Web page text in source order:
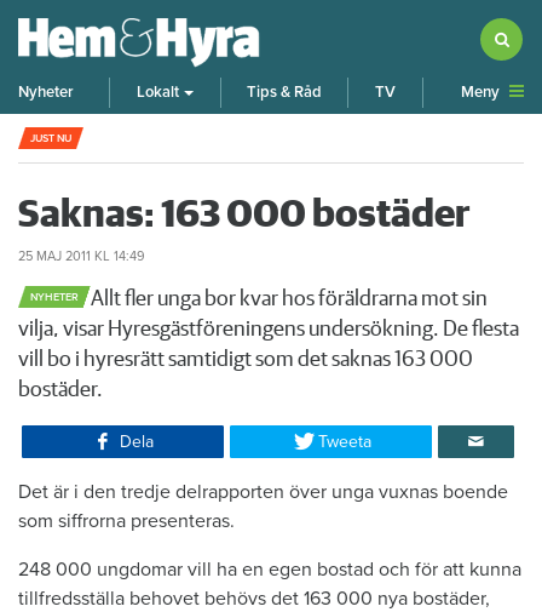
Nyheter Lokalt Tips & Råd TV Meny
JUST NU
Saknas: 163 000 bostäder
25 MAJ 2011 KL 14:49
NYHETER
​Allt fler unga bor kvar hos föräldrarna mot sin
vilja, visar Hyresgästföreningens undersökning. De flesta
vill bo i hyresrätt samtidigt som det saknas 163 000
bostäder.
Dela Tweeta
​Det är i den tredje delrapporten över unga vuxnas boende
som siffrorna presenteras.
248 000 ungdomar vill ha en egen bostad och för att kunna
tillfredsställa behovet behövs det 163 000 nya bostäder,